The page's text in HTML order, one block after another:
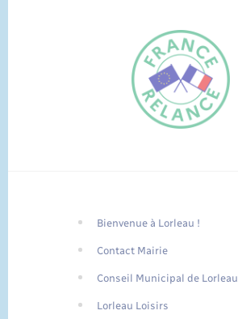
Traduction du
FR
Bienvenue à Lorleau !
Contact Mairie
Conseil Municipal de Lorleau
Lorleau Loisirs